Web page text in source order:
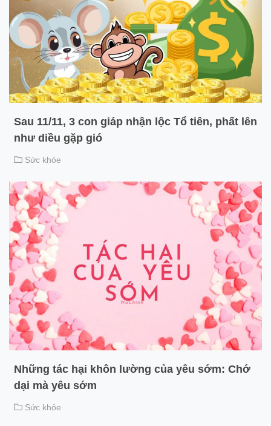
Sau 11/11, 3 con giáp nhận lộc Tổ tiên, phất lên
như diều gặp gió
Sức khỏe
Những tác hại khôn lường của yêu sớm: Chớ
dại mà yêu sớm
Sức khỏe